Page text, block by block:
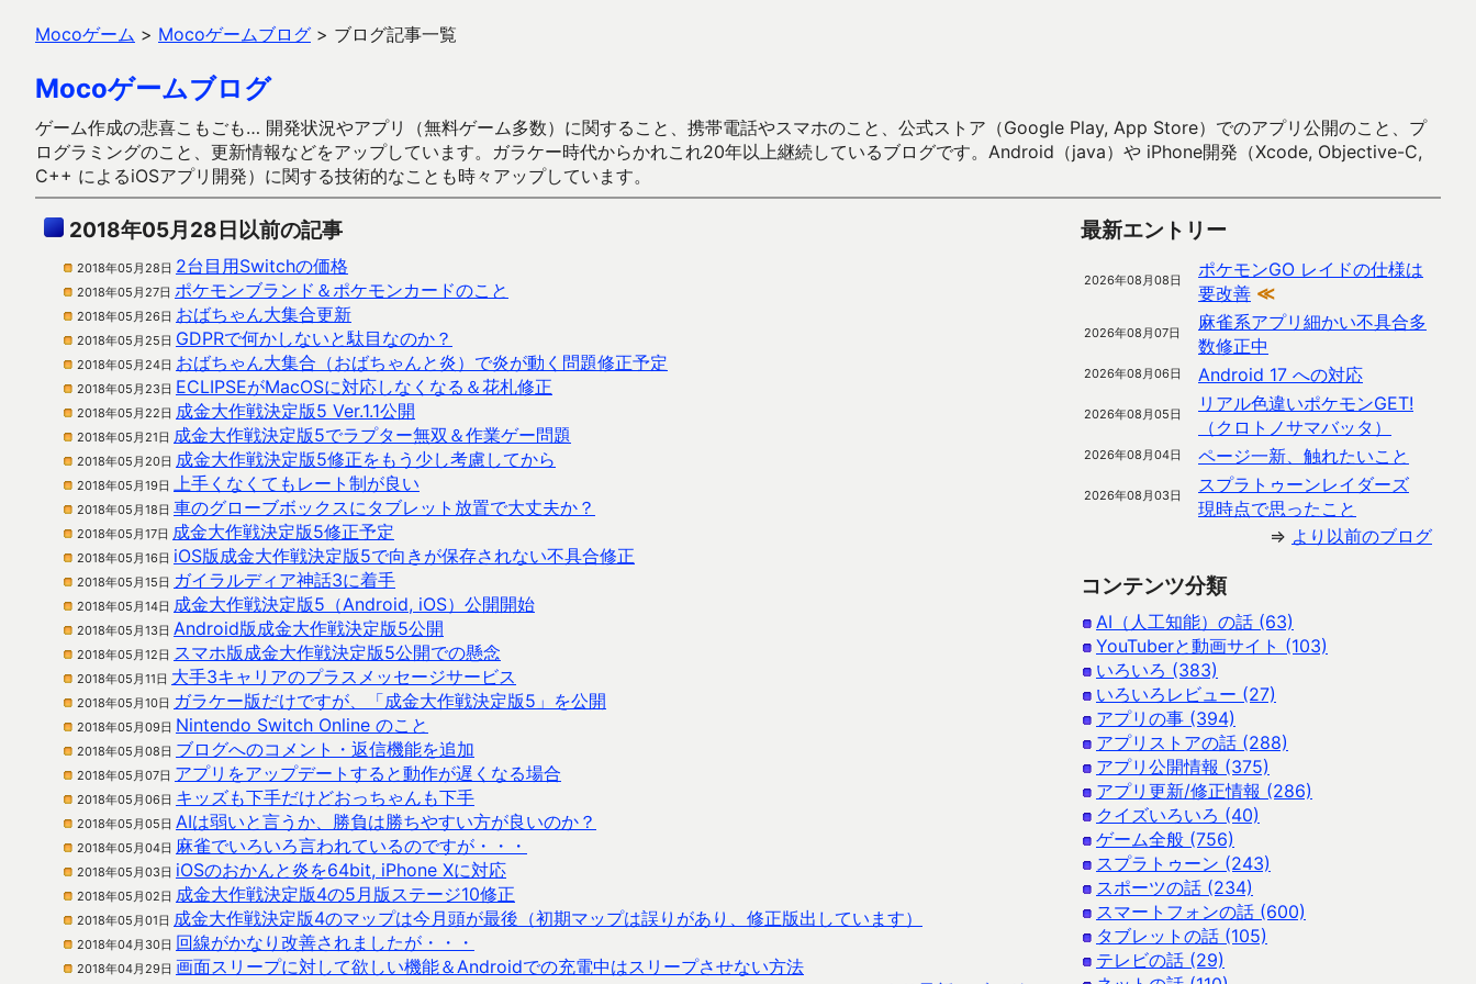
Mocoゲーム > Mocoゲームブログ > ブログ記事一覧
Mocoゲームブログ
ゲーム作成の悲喜こもごも… 開発状況やアプリ（無料ゲーム多数）に関すること、携帯電話やスマホのこと、公式ストア（Google Play, App Store）でのアプリ公開のこと、プ
ログラミングのこと、更新情報などをアップしています。ガラケー時代からかれこれ20年以上継続しているブログです。Android（java）や iPhone開発（Xcode, Objective-C,
C++ によるiOSアプリ開発）に関する技術的なことも時々アップしています。
2018年05月28日以前の記事
2018年05月28日 2台目用Switchの価格
2018年05月27日 ポケモンブランド＆ポケモンカードのこと
2018年05月26日 おばちゃん大集合更新
2018年05月25日 GDPRで何かしないと駄目なのか？
2018年05月24日 おばちゃん大集合（おばちゃんと炎）で炎が動く問題修正予定
2018年05月23日 ECLIPSEがMacOSに対応しなくなる＆花札修正
2018年05月22日 成金大作戦決定版5 Ver.1.1公開
2018年05月21日 成金大作戦決定版5でラプター無双＆作業ゲー問題
2018年05月20日 成金大作戦決定版5修正をもう少し考慮してから
2018年05月19日 上手くなくてもレート制が良い
2018年05月18日 車のグローブボックスにタブレット放置で大丈夫か？
2018年05月17日 成金大作戦決定版5修正予定
2018年05月16日 iOS版成金大作戦決定版5で向きが保存されない不具合修正
2018年05月15日 ガイラルディア神話3に着手
2018年05月14日 成金大作戦決定版5（Android, iOS）公開開始
2018年05月13日 Android版成金大作戦決定版5公開
2018年05月12日 スマホ版成金大作戦決定版5公開での懸念
2018年05月11日 大手3キャリアのプラスメッセージサービス
2018年05月10日 ガラケー版だけですが、「成金大作戦決定版5」を公開
2018年05月09日 Nintendo Switch Online のこと
2018年05月08日 ブログへのコメント・返信機能を追加
2018年05月07日 アプリをアップデートすると動作が遅くなる場合
2018年05月06日 キッズも下手だけどおっちゃんも下手
2018年05月05日 AIは弱いと言うか、勝負は勝ちやすい方が良いのか？
2018年05月04日 麻雀でいろいろ言われているのですが・・・
2018年05月03日 iOSのおかんと炎を64bit, iPhone Xに対応
2018年05月02日 成金大作戦決定版4の5月版ステージ10修正
2018年05月01日 成金大作戦決定版4のマップは今月頭が最後（初期マップは誤りがあり、修正版出しています）
2018年04月30日 回線がかなり改善されましたが・・・
2018年04月29日 画面スリープに対して欲しい機能＆Androidでの充電中はスリープさせない方法
最新エントリー
2026年08月08日
ポケモンGO レイドの仕様は
要改善 ≪
2026年08月07日
麻雀系アプリ細かい不具合多
数修正中
2026年08月06日 Android 17 への対応
2026年08月05日
リアル色違いポケモンGET!
（クロトノサマバッタ）
2026年08月04日 ページ一新、触れたいこと
2026年08月03日
スプラトゥーンレイダーズ
現時点で思ったこと
⇒ より以前のブログ
コンテンツ分類
AI（人工知能）の話 (63)
YouTuberと動画サイト (103)
いろいろ (383)
いろいろレビュー (27)
アプリの事 (394)
アプリストアの話 (288)
アプリ公開情報 (375)
アプリ更新/修正情報 (286)
クイズいろいろ (40)
ゲーム全般 (756)
スプラトゥーン (243)
スポーツの話 (234)
スマートフォンの話 (600)
タブレットの話 (105)
テレビの話 (29)